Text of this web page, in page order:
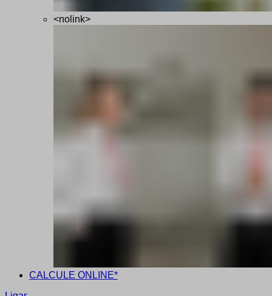
<nolink>
CALCULE ONLINE*